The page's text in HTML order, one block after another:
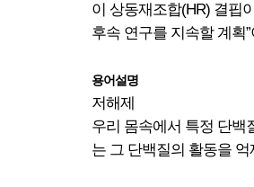
이 상동재조합(HR) 결핍
후속 연구를 지속할 계획
용어설명
저해제
우리 몸속에서 특정 단백
는 그 단백질의 활동을